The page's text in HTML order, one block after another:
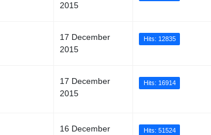
2015
17 December
2015
Hits: 12835
17 December
2015
Hits: 16914
16 December
Hits: 51524